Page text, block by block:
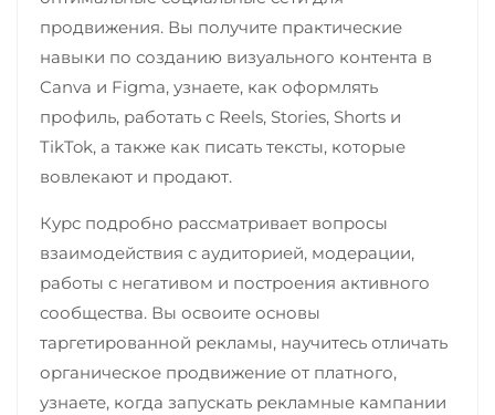
продвижения. Вы получите практические
навыки по созданию визуального контента в
Canva и Figma, узнаете, как оформлять
профиль, работать с Reels, Stories, Shorts и
TikTok, а также как писать тексты, которые
вовлекают и продают.
Курс подробно рассматривает вопросы
взаимодействия с аудиторией, модерации,
работы с негативом и построения активного
сообщества. Вы освоите основы
таргетированной рекламы, научитесь отличать
органическое продвижение от платного,
узнаете, когда запускать рекламные кампании